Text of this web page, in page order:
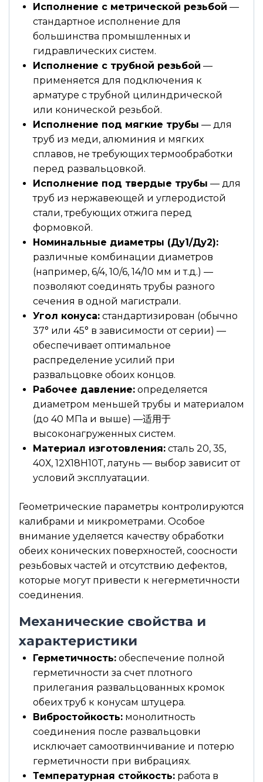
Исполнение с метрической резьбой —
стандартное исполнение для
большинства промышленных и
гидравлических систем.
Исполнение с трубной резьбой —
применяется для подключения к
арматуре с трубной цилиндрической
или конической резьбой.
Исполнение под мягкие трубы — для
труб из меди, алюминия и мягких
сплавов, не требующих термообработки
перед развальцовкой.
Исполнение под твердые трубы — для
труб из нержавеющей и углеродистой
стали, требующих отжига перед
формовкой.
Номинальные диаметры (Ду1/Ду2):
различные комбинации диаметров
(например, 6/4, 10/6, 14/10 мм и т.д.) —
позволяют соединять трубы разного
сечения в одной магистрали.
Угол конуса: стандартизирован (обычно
37° или 45° в зависимости от серии) —
обеспечивает оптимальное
распределение усилий при
развальцовке обоих концов.
Рабочее давление: определяется
диаметром меньшей трубы и материалом
(до 40 МПа и выше) —适用于
высоконагруженных систем.
Материал изготовления: сталь 20, 35,
40Х, 12Х18Н10Т, латунь — выбор зависит от
условий эксплуатации.
Геометрические параметры контролируются
калибрами и микрометрами. Особое
внимание уделяется качеству обработки
обеих конических поверхностей, соосности
резьбовых частей и отсутствию дефектов,
которые могут привести к негерметичности
соединения.
Механические свойства и
характеристики
Герметичность: обеспечение полной
герметичности за счет плотного
прилегания развальцованных кромок
обеих труб к конусам штуцера.
Вибростойкость: монолитность
соединения после развальцовки
исключает самоотвинчивание и потерю
герметичности при вибрациях.
Температурная стойкость: работа в